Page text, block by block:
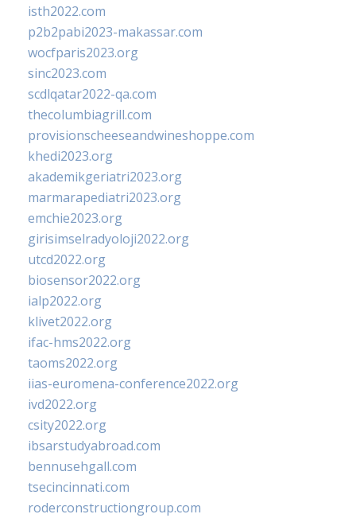
isth2022.com
p2b2pabi2023-makassar.com
wocfparis2023.org
sinc2023.com
scdlqatar2022-qa.com
thecolumbiagrill.com
provisionscheeseandwineshoppe.com
khedi2023.org
akademikgeriatri2023.org
marmarapediatri2023.org
emchie2023.org
girisimselradyoloji2022.org
utcd2022.org
biosensor2022.org
ialp2022.org
klivet2022.org
ifac-hms2022.org
taoms2022.org
iias-euromena-conference2022.org
ivd2022.org
csity2022.org
ibsarstudyabroad.com
bennusehgall.com
tsecincinnati.com
roderconstructiongroup.com